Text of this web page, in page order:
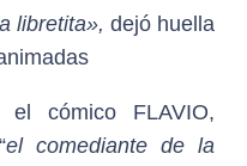
libretita», dejó huella
el cómico FLAVIO,
el comediante de la